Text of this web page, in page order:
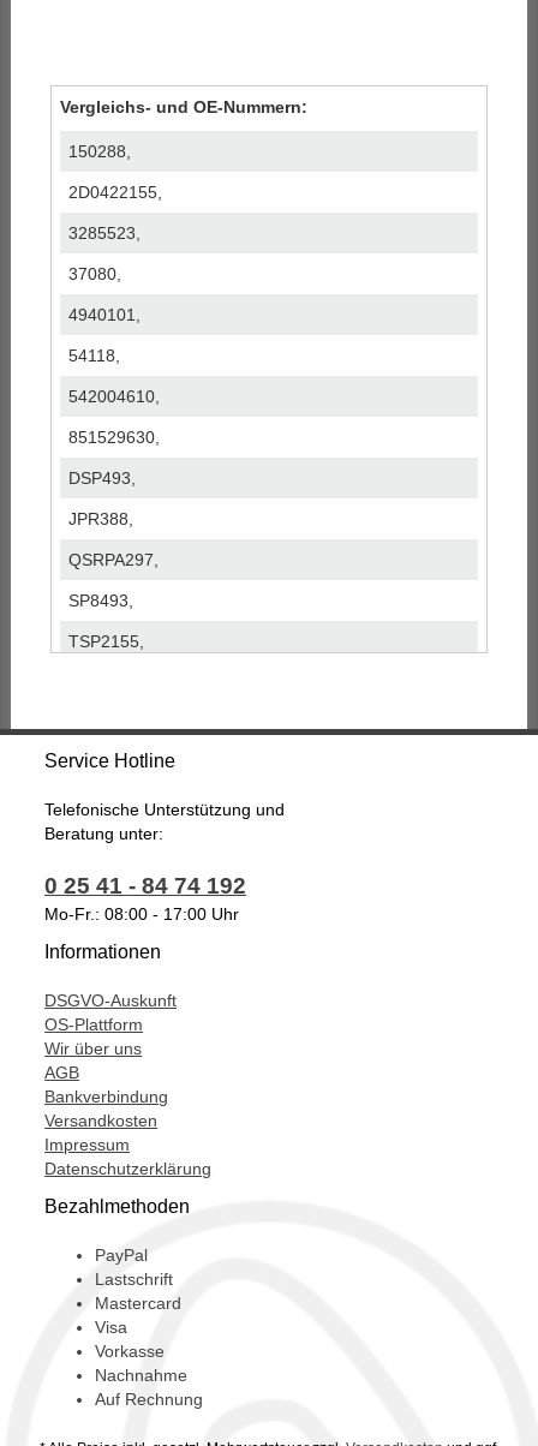
Vergleichs- und OE-Nummern:
150288,
2D0422155,
3285523,
37080,
4940101,
54118,
542004610,
851529630,
DSP493,
JPR388,
QSRPA297,
SP8493,
TSP2155,
Service Hotline
Telefonische Unterstützung und
Beratung unter:
0 25 41 - 84 74 192
Mo-Fr.: 08:00 - 17:00 Uhr
Informationen
DSGVO-Auskunft
OS-Plattform
Wir über uns
AGB
Bankverbindung
Versandkosten
Impressum
Datenschutzerklärung
Bezahlmethoden
PayPal
Lastschrift
Mastercard
Visa
Vorkasse
Nachnahme
Auf Rechnung